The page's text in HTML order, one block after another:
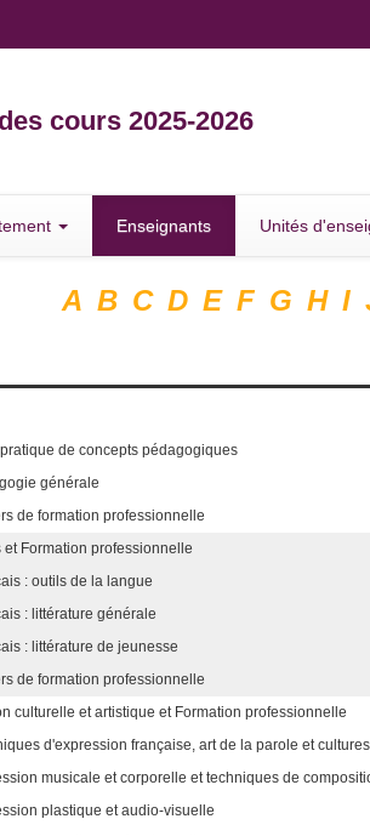
cours 2025-2026
Enseignants Unités
A B C D E F G H I
de concepts pédagogiques
générale
de formation professionnelle
et Formation professionnelle
: outils de la langue
: littérature générale
: littérature de jeunesse
de formation professionnelle
culturelle et artistique et Formation professionnelle
d'expression française, art de la parole et
musicale et corporelle et techniques de
plastique et audio-visuelle